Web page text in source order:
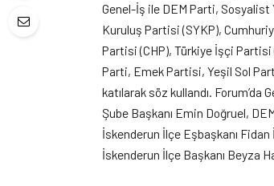
Genel-İş ile DEM Parti, Sosyalist
Kuruluş Partisi (SYKP),
Partisi (CHP), Türkiye İşçi Partisi
Parti, Emek Partisi, Yeşil Sol
katılarak söz kullandı. Forum’da
Şube Başkanı Emin Doğruel,
İskenderun İlçe Eşbaşkanı Fidan
İskenderun İlçe Başkanı Beyza